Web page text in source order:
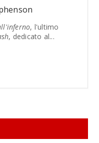
, l'ultimo
, dedicato al...